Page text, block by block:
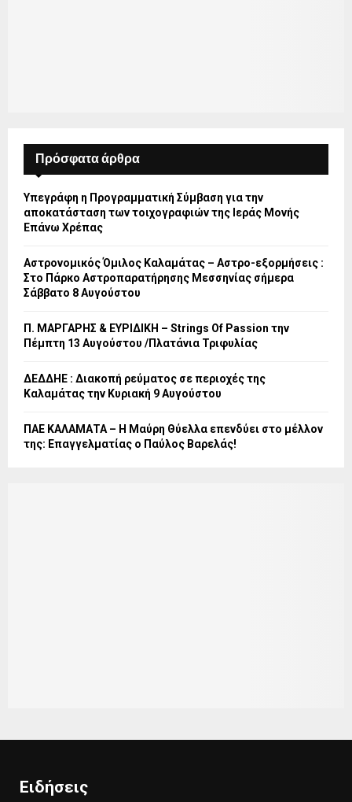
Πρόσφατα άρθρα
Υπεγράφη η Προγραμματική Σύμβαση για την
αποκατάσταση των τοιχογραφιών της Ιεράς Μονής
Επάνω Χρέπας
Αστρονομικός Όμιλος Καλαμάτας – Αστρο-εξορμήσεις :
Στο Πάρκο Αστροπαρατήρησης Μεσσηνίας σήμερα
Σάββατο 8 Αυγούστου
Π. ΜΑΡΓΑΡΗΣ & ΕΥΡΙΔΙΚΗ – Strings Of Passion την
Πέμπτη 13 Αυγούστου /Πλατάνια Τριφυλίας
ΔΕΔΔΗΕ : Διακοπή ρεύματος σε περιοχές της
Καλαμάτας την Κυριακή 9 Αυγούστου
ΠΑΕ ΚΑΛΑΜΑΤΑ – Η Μαύρη Θύελλα επενδύει στο μέλλον
της: Επαγγελματίας ο Παύλος Βαρελάς!
Ειδήσεις